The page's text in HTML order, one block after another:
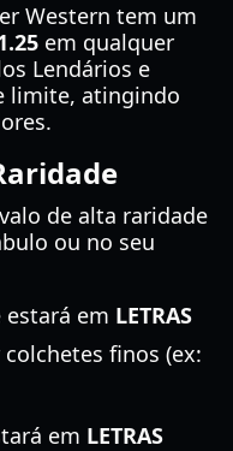
Western tem um
em qualquer
Lendários e
limite, atingindo
de alta raridade
ou no seu
estará em LETRAS
finos (ex:
em LETRAS